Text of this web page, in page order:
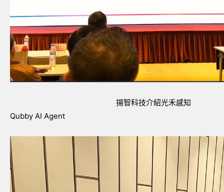
揚智科技介紹光禾感知
Qubby AI Agent